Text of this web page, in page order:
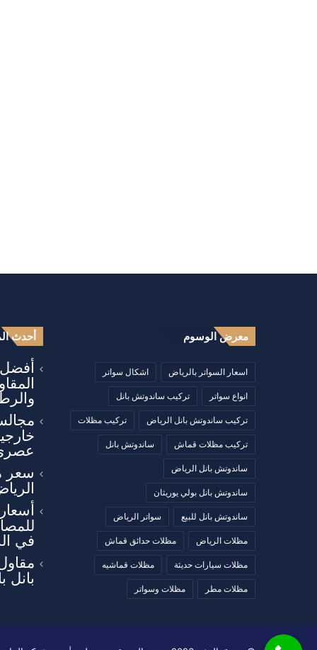
معرض الوسوم
اسعار السواتر بالرياض اشكال سواتر
انواع سواتر تركيب ساندوتش بانل
تركيب ساندوتش بانل الرياض تركيب مظلات
تركيب مظلات قماش ساندوتش بانل
ساندوتش بانل الرياض
ساندوتش بانل بولي يوريثان
ساندوتش بانل للبيع سواتر الرياض
مظلات الرياض مظلات حدائق قماش
مظلات سيارات حديثة مظلات قماشيه
مظلات مطر مظلات وسواتر
أحدث
أفضل
سعر
في
بانل